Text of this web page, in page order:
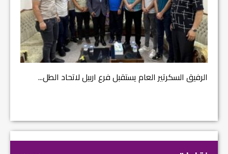
الرفيق السكرتير العام يستقبل فرع اربيل لاتحاد الطل...